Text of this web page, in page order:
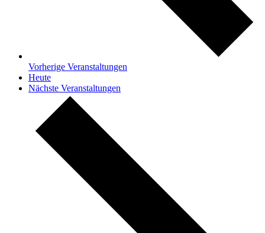
Vorherige Veranstaltungen
Heute
Nächste Veranstaltungen